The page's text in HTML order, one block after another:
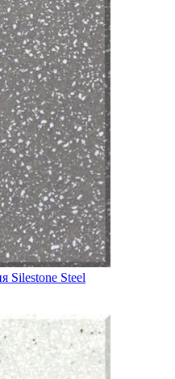
Silestone Steel